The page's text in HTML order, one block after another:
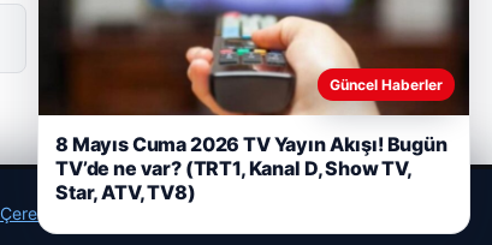
Çerez Politikamız
Güncel Haberler
8 Mayıs Cuma 2026 TV Yayın Akışı! Bugün
TV’de ne var? (TRT1, Kanal D, Show TV,
Star, ATV, TV8)